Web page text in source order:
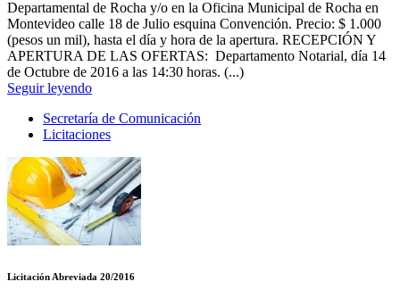
Departamental de Rocha y/o en la Oficina Municipal de Rocha en
Montevideo calle 18 de Julio esquina Convención. Precio: $ 1.000
(pesos un mil), hasta el día y hora de la apertura. RECEPCIÓN Y
APERTURA DE LAS OFERTAS: Departamento Notarial, día 14
de Octubre de 2016 a las 14:30 horas. (...)
Seguir leyendo
Secretaría de Comunicación
Licitaciones
Licitación Abreviada 20/2016